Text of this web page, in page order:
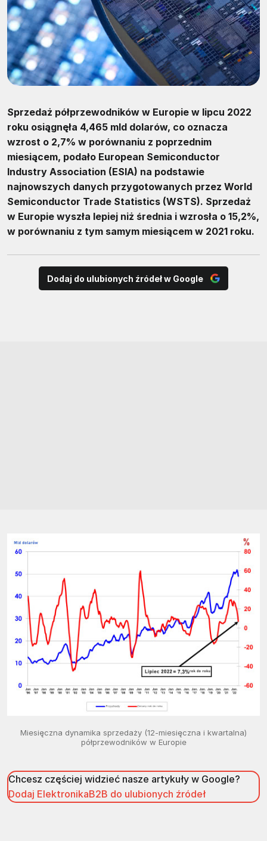
Sprzedaż półprzewodników w Europie w lipcu 2022
roku osiągnęła 4,465 mld dolarów, co oznacza
wzrost o 2,7% w porównaniu z poprzednim
miesiącem, podało European Semiconductor
Industry Association (ESIA) na podstawie
najnowszych danych przygotowanych przez World
Semiconductor Trade Statistics (WSTS). Sprzedaż
w Europie wyszła lepiej niż średnia i wzrosła o 15,2%,
w porównaniu z tym samym miesiącem w 2021 roku.
Dodaj do ulubionych źródeł w Google
Miesięczna dynamika sprzedaży (12-miesięczna i kwartalna)
półprzewodników w Europie
Chcesz częściej widzieć nasze artykuły w Google?
Dodaj ElektronikaB2B do ulubionych źródeł